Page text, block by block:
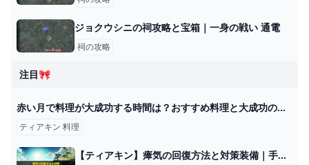
ジョクウシニの祠攻略と宝箱｜一身の戦い 通電
祠の攻略
注目🎀
赤い月で料理が大成功する時間は？おすすめ料理と大成功の効果は？ティアキンゼルダ - はじめるのはいいこと。
ティアキン 料理
【ティアキン】瘴気の回復方法と対策装備｜手やファントムガノンの倒し方 ワイトのゲーム案内所